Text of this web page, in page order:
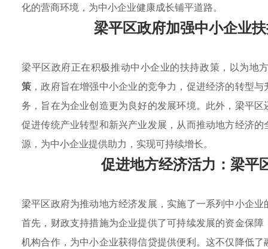
化的营商环境，为中小企业健康成长铺平道路。
梁平区政府加强中小企业
梁平区政府正在积极推动中小企业的扶持政策，以为地
策 ，政府旨在增强中小企业的竞争力，促进经济的转型
务，旨在为企业创造更为良好的发展环境。此外，梁平
促进传统产业转型和新兴产业发展，从而推动地方经济
源，为中小企业提供助力，实现可持续增长。
促进地方经济活力：梁平
梁平区政府为推动地方经济发展，实施了一系列中小企业
首先，财政支持措施为企业提供了可持续发展的资金保
机构合作，为中小企业获得信贷提供便利。这不仅降低